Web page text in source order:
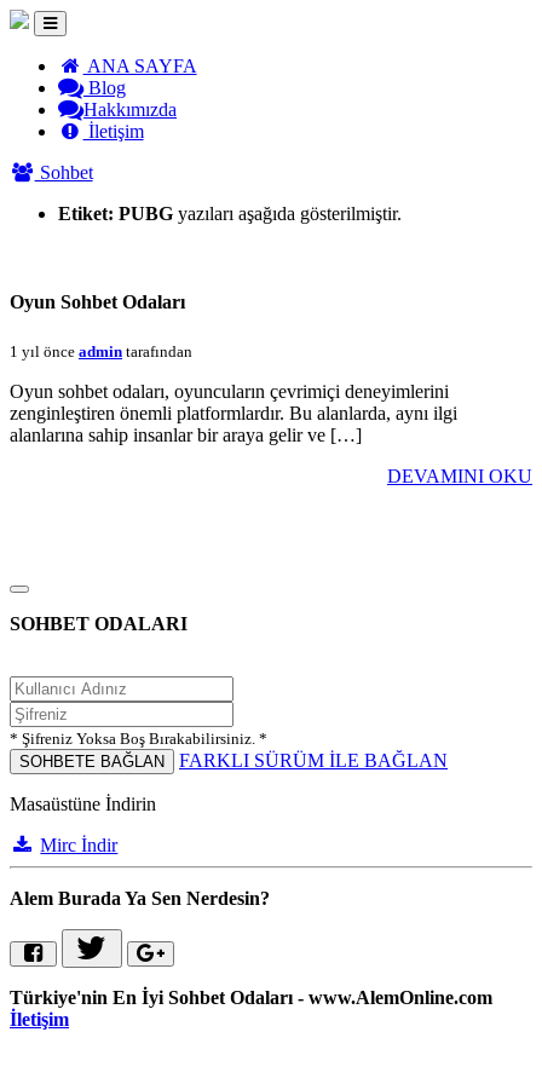
ANA SAYFA
Blog
Hakkımızda
İletişim
Sohbet
Etiket: PUBG yazıları aşağıda gösterilmiştir.
Oyun Sohbet Odaları
1 yıl önce admin tarafından
Oyun sohbet odaları, oyuncuların çevrimiçi deneyimlerini
zenginleştiren önemli platformlardır. Bu alanlarda, aynı ilgi
alanlarına sahip insanlar bir araya gelir ve […]
DEVAMINI OKU
SOHBET ODALARI
* Şifreniz Yoksa Boş Bırakabilirsiniz. *
SOHBETE BAĞLAN
FARKLI SÜRÜM İLE BAĞLAN
Masaüstüne İndirin
Mirc İndir
Alem Burada Ya Sen Nerdesin?
Türkiye'nin En İyi Sohbet Odaları - www.AlemOnline.com
İletişim